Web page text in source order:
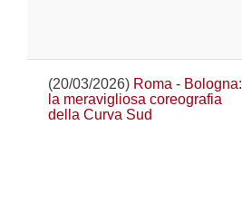
(20/03/2026) Roma - Bologna:
la meravigliosa coreografia
della Curva Sud